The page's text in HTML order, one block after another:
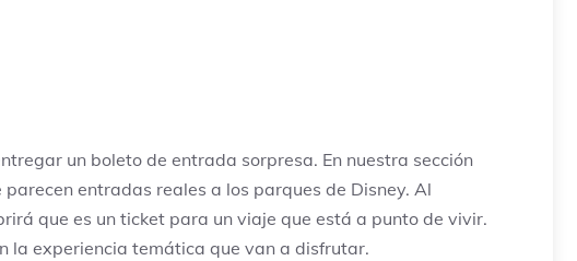
un boleto de entrada sorpresa. En nuestra sección
entradas reales a los parques de Disney. Al
que es un ticket para un viaje que está a punto de vivir.
la experiencia temática que van a disfrutar.